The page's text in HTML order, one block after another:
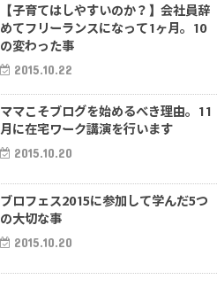
【子育てはしやすいのか？】会社員辞
めてフリーランスになって1ヶ月。10
の変わった事
2015.10.22
ママこそブログを始めるべき理由。11
月に在宅ワーク講演を行います
2015.10.20
ブロフェス2015に参加して学んだ5つ
の大切な事
2015.10.20